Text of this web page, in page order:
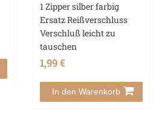
1 Zipper silber farbig
Ersatz Reißverschluss
Verschluß leicht zu
tauschen
1,99 €
In den Warenkorb